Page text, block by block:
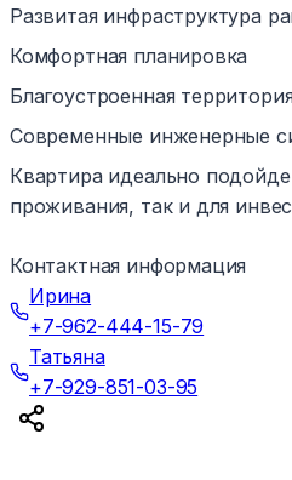
Развитая инфраструктура
Комфортная планировка
Благоустроенная территория
Современные инженерные
Квартира идеально
проживания, так и для
Контактная информация
Ирина
+7-962-444-15-79
Татьяна
+7-929-851-03-95